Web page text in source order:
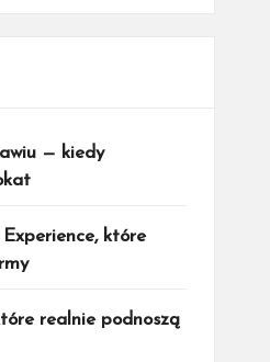
— kiedy
które
realnie podnoszą